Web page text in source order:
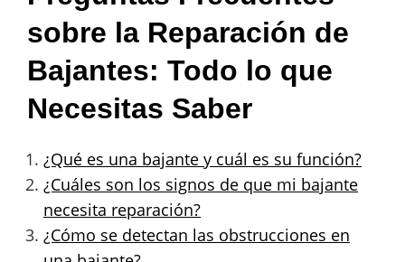
sobre la Reparación de
Bajantes: Todo lo que
Necesitas Saber
¿Qué es una bajante y cuál es su función?
¿Cuáles son los signos de que mi bajante
necesita reparación?
¿Cómo se detectan las obstrucciones en